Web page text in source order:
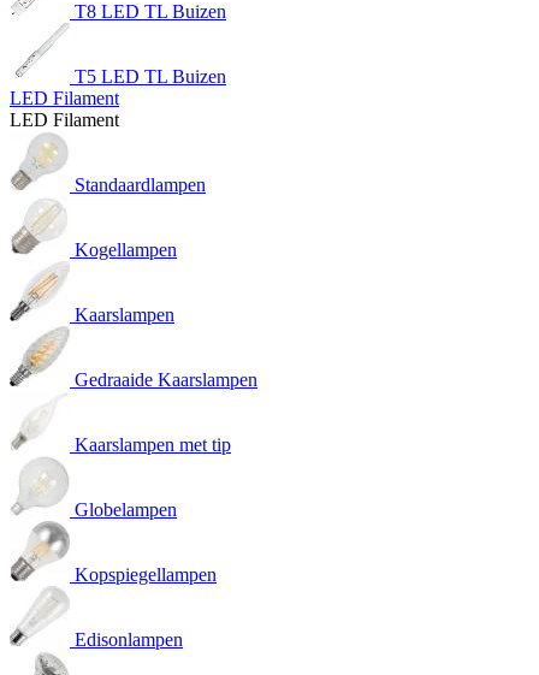
T8 LED TL Buizen
T5 LED TL Buizen
LED Filament
LED Filament
Standaardlampen
Kogellampen
Kaarslampen
Gedraaide Kaarslampen
Kaarslampen met tip
Globelampen
Kopspiegellampen
Edisonlampen